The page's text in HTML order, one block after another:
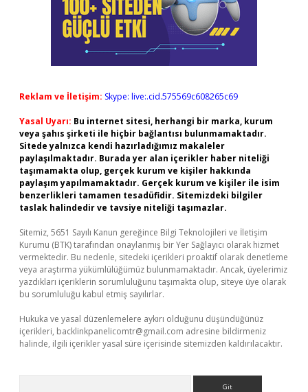
Reklam ve İletişim: Skype: live:.cid.575569c608265c69
Yasal Uyarı: Bu internet sitesi, herhangi bir marka, kurum
veya şahıs şirketi ile hiçbir bağlantısı bulunmamaktadır.
Sitede yalnızca kendi hazırladığımız makaleler
paylaşılmaktadır. Burada yer alan içerikler haber niteliği
taşımamakta olup, gerçek kurum ve kişiler hakkında
paylaşım yapılmamaktadır. Gerçek kurum ve kişiler ile isim
benzerlikleri tamamen tesadüfidir. Sitemizdeki bilgiler
taslak halindedir ve tavsiye niteliği taşımazlar.
Sitemiz, 5651 Sayılı Kanun gereğince Bilgi Teknolojileri ve İletişim
Kurumu (BTK) tarafından onaylanmış bir Yer Sağlayıcı olarak hizmet
vermektedir. Bu nedenle, sitedeki içerikleri proaktif olarak denetleme
veya araştırma yükümlülüğümüz bulunmamaktadır. Ancak, üyelerimiz
yazdıkları içeriklerin sorumluluğunu taşımakta olup, siteye üye olarak
bu sorumluluğu kabul etmiş sayılırlar.
Hukuka ve yasal düzenlemelere aykırı olduğunu düşündüğünüz
içerikleri, backlinkpanelicomtr@gmail.com adresine bildirmeniz
halinde, ilgili içerikler yasal süre içerisinde sitemizden kaldırılacaktır.